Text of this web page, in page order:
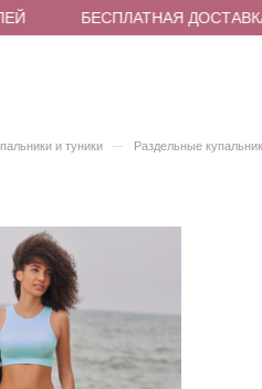
БЕСПЛАТНАЯ
и туники – Раздельные